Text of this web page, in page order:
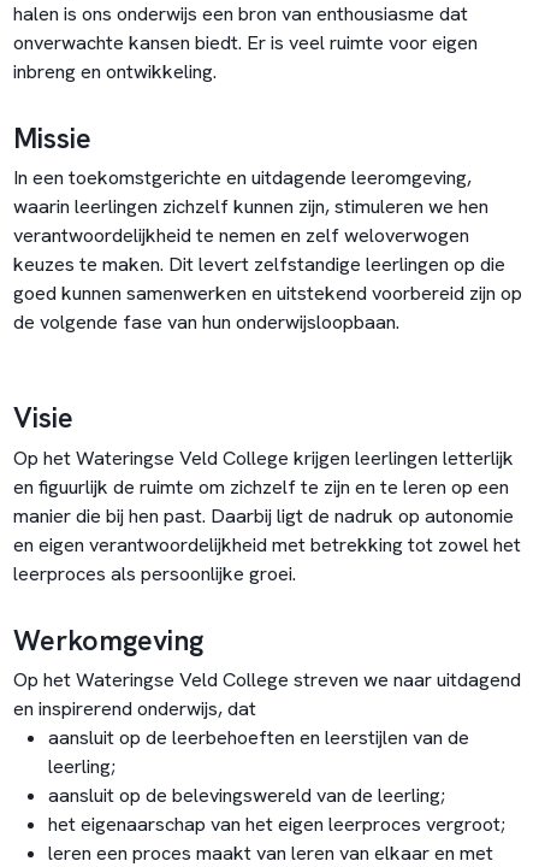
halen is ons onderwijs een bron van enthousiasme dat
onverwachte kansen biedt. Er is veel ruimte voor eigen
inbreng en ontwikkeling.
Missie
In een toekomstgerichte en uitdagende leeromgeving,
waarin leerlingen zichzelf kunnen zijn, stimuleren we hen
verantwoordelijkheid te nemen en zelf weloverwogen
keuzes te maken. Dit levert zelfstandige leerlingen op die
goed kunnen samenwerken en uitstekend voorbereid zijn op
de volgende fase van hun onderwijsloopbaan.
Visie
Op het Wateringse Veld College krijgen leerlingen letterlijk
en figuurlijk de ruimte om zichzelf te zijn en te leren op een
manier die bij hen past. Daarbij ligt de nadruk op autonomie
en eigen verantwoordelijkheid met betrekking tot zowel het
leerproces als persoonlijke groei.
Werkomgeving
Op het Wateringse Veld College streven we naar uitdagend
en inspirerend onderwijs, dat
aansluit op de leerbehoeften en leerstijlen van de
leerling;
aansluit op de belevingswereld van de leerling;
het eigenaarschap van het eigen leerproces vergroot;
leren een proces maakt van leren van elkaar en met